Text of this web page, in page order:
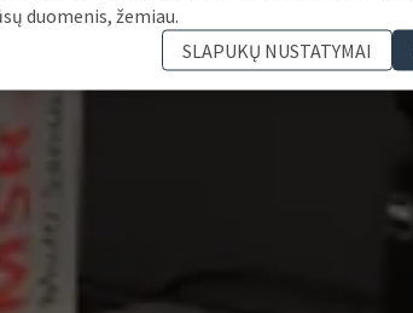
duomenis, žemiau.
SLAPUKŲ NUSTATYMAI